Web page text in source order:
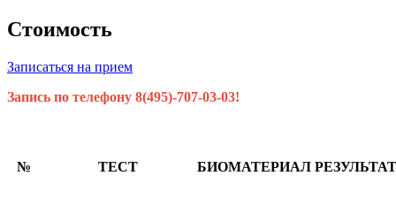
Стоимость
Записаться на прием
Запись по телефону 8(495)-707-03-03!
№ ТЕСТ БИОМАТЕРИАЛ РЕЗУЛЬТАТ